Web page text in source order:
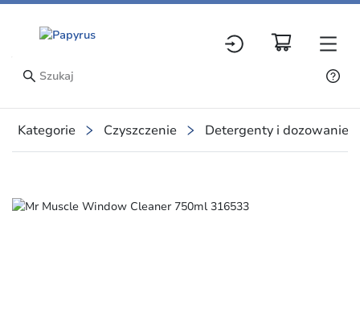
Kategorie Czyszczenie Detergenty i dozowanie
Slide 1 of 1